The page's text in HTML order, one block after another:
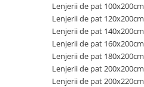
Lenjerii de pat 100x200cm
Lenjerii de pat 120x200cm
Lenjerii de pat 140x200cm
Lenjerii de pat 160x200cm
Lenjerii de pat 180x200cm
Lenjerii de pat 200x200cm
Lenjerii de pat 200x220cm